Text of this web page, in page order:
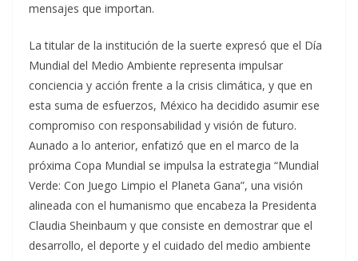
mensajes que importan.
La titular de la institución de la suerte expresó que el Día
Mundial del Medio Ambiente representa impulsar
conciencia y acción frente a la crisis climática, y que en
esta suma de esfuerzos, México ha decidido asumir ese
compromiso con responsabilidad y visión de futuro.
Aunado a lo anterior, enfatizó que en el marco de la
próxima Copa Mundial se impulsa la estrategia “Mundial
Verde: Con Juego Limpio el Planeta Gana”, una visión
alineada con el humanismo que encabeza la Presidenta
Claudia Sheinbaum y que consiste en demostrar que el
desarrollo, el deporte y el cuidado del medio ambiente